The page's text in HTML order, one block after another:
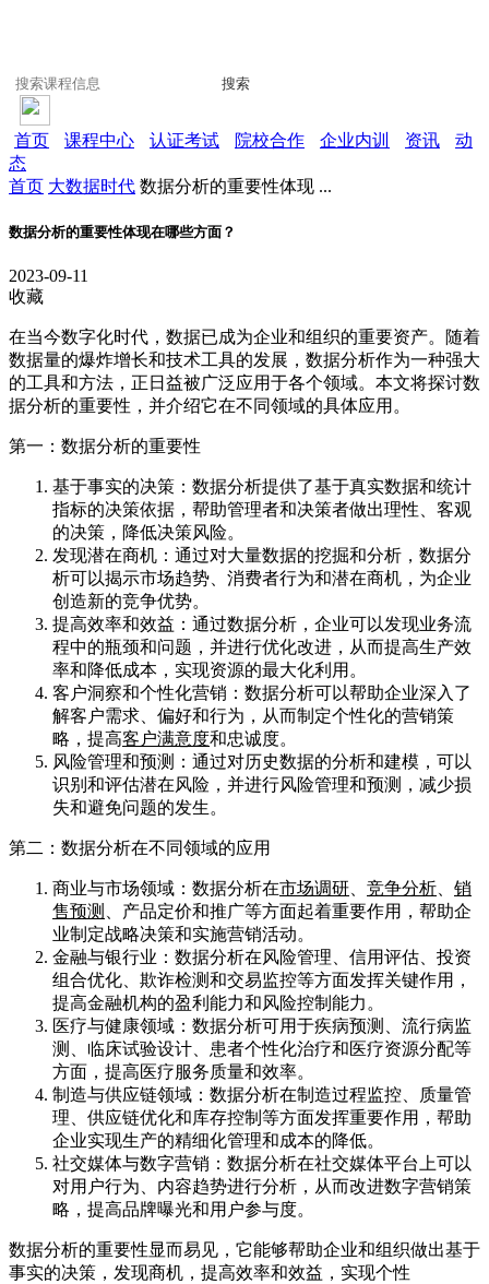
搜索
首页 课程中心 认证考试 院校合作 企业内训 资讯
动
态
首页 大数据时代 数据分析的重要性体现 ...
数据分析的重要性体现在哪些方面？
2023-09-11
收藏
在当今数字化时代，数据已成为企业和组织的重要资产。随着
数据量的爆炸增长和技术工具的发展，数据分析作为一种强大
的工具和方法，正日益被广泛应用于各个领域。本文将探讨数
据分析的重要性，并介绍它在不同领域的具体应用。
第一：数据分析的重要性
基于事实的决策：数据分析提供了基于真实数据和统计
指标的决策依据，帮助管理者和决策者做出理性、客观
的决策，降低决策风险。
发现潜在商机：通过对大量数据的挖掘和分析，数据分
析可以揭示市场趋势、消费者行为和潜在商机，为企业
创造新的竞争优势。
提高效率和效益：通过数据分析，企业可以发现业务流
程中的瓶颈和问题，并进行优化改进，从而提高生产效
率和降低成本，实现资源的最大化利用。
客户洞察和个性化营销：数据分析可以帮助企业深入了
解客户需求、偏好和行为，从而制定个性化的营销策
略，提高客户满意度和忠诚度。
风险管理和预测：通过对历史数据的分析和建模，可以
识别和评估潜在风险，并进行风险管理和预测，减少损
失和避免问题的发生。
第二：数据分析在不同领域的应用
商业与市场领域：数据分析在市场调研 竞争分析
销
售预测
、产品定价和推广等方面起着重要作用，帮助企
业制定战略决策和实施营销活动。
金融与银行业：数据分析在风险管理、信用评估、投资
组合优化、欺诈检测和交易监控等方面发挥关键作用，
提高金融机构的盈利能力和风险控制能力。
医疗与健康领域：数据分析可用于疾病预测、流行病监
测、临床试验设计、患者个性化治疗和医疗资源分配等
方面，提高医疗服务质量和效率。
制造与供应链领域：数据分析在制造过程监控、质量管
理、供应链优化和库存控制等方面发挥重要作用，帮助
企业实现生产的精细化管理和成本的降低。
社交媒体与数字营销：数据分析在社交媒体平台上可以
对用户行为、内容趋势进行分析，从而改进数字营销策
略，提高品牌曝光和用户参与度。
数据分析的重要性显而易见，它能够帮助企业和组织做出基于
事实的决策，发现商机，提高效率和效益，实现个性